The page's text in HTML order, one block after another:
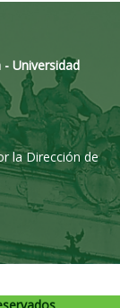
- Universidad
la Dirección de